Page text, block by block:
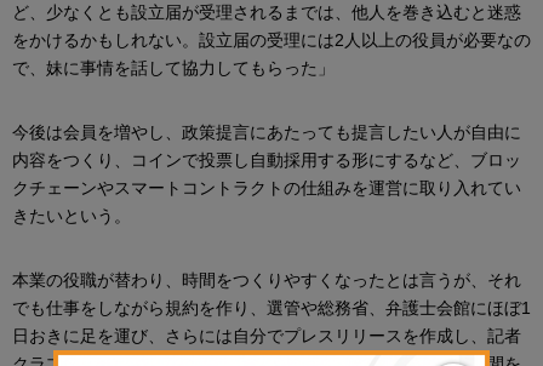
ど、少なくとも設立届が受理されるまでは、他人を巻き込むと迷惑
をかけるかもしれない。設立届の受理には2人以上の役員が必要なの
で、妹に事情を話して協力してもらった」
今後は会員を増やし、政策提言にあたっても提言したい人が自由に
内容をつくり、コインで投票し自動採用する形にするなど、ブロッ
クチェーンやスマートコントラクトの仕組みを運営に取り入れてい
きたいという。
本業の役職が替わり、時間をつくりやすくなったとは言うが、それ
でも仕事をしながら規約を作り、選管や総務省、弁護士会館にほぼ1
日おきに足を運び、さらには自分でプレスリリースを作成し、記者